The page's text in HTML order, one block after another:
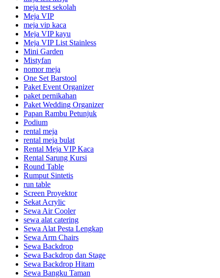
meja test sekolah
Meja VIP
meja vip kaca
Meja VIP kayu
Meja VIP List Stainless
Mini Garden
Mistyfan
nomor meja
One Set Barstool
Paket Event Organizer
paket pernikahan
Paket Wedding Organizer
Papan Rambu Petunjuk
Podium
rental meja
rental meja bulat
Rental Meja VIP Kaca
Rental Sarung Kursi
Round Table
Rumput Sintetis
run table
Screen Proyektor
Sekat Acrylic
Sewa Air Cooler
sewa alat catering
Sewa Alat Pesta Lengkap
Sewa Arm Chairs
Sewa Backdrop
Sewa Backdrop dan Stage
Sewa Backdrop Hitam
Sewa Bangku Taman